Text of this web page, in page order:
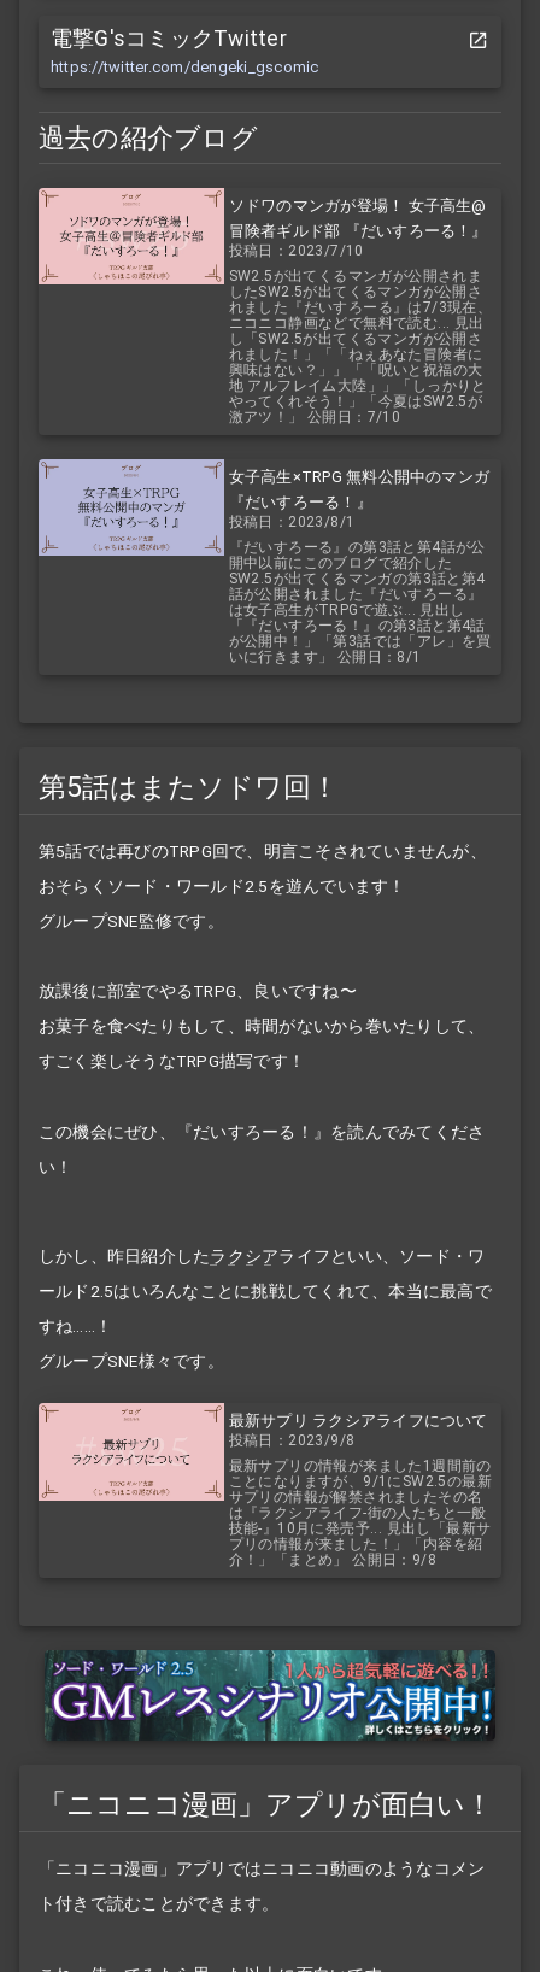
電撃G'sコミックTwitter
https://twitter.com/dengeki_gscomic
過去の紹介ブログ
ソドワのマンガが登場！ 女子高生@
冒険者ギルド部 『だいすろーる！』
投稿日：2023/7/10
SW2.5が出てくるマンガが公開されま
したSW2.5が出てくるマンガが公開さ
れました『だいすろーる』は7/3現在、
ニコニコ静画などで無料で読む... 見出
し「SW2.5が出てくるマンガが公開さ
れました！」「「ねぇあなた冒険者に
興味はない？」」「「呪いと祝福の大
地 アルフレイム大陸」」「しっかりと
やってくれそう！」「今夏はSW2.5が
激アツ！」 公開日：7/10
女子高生×TRPG 無料公開中のマンガ
『だいすろーる！』
投稿日：2023/8/1
『だいすろーる』の第3話と第4話が公
開中以前にこのブログで紹介した
SW2.5が出てくるマンガの第3話と第4
話が公開されました『だいすろーる』
は女子高生がTRPGで遊ぶ... 見出し
「『だいすろーる！』の第3話と第4話
が公開中！」「第3話では「アレ」を買
いに行きます」 公開日：8/1
第5話はまたソドワ回！
第5話では再びのTRPG回で、明言こそされていませんが、
おそらくソード・ワールド2.5を遊んでいます！
グループSNE監修です。
放課後に部室でやるTRPG、良いですね〜
お菓子を食べたりもして、時間がないから巻いたりして、
すごく楽しそうなTRPG描写です！
この機会にぜひ、『だいすろーる！』を読んでみてくださ
い！
しかし、昨日紹介したラクシアライフといい、ソード・ワ
ールド2.5はいろんなことに挑戦してくれて、本当に最高で
すね……！
グループSNE様々です。
最新サプリ ラクシアライフについて
投稿日：2023/9/8
最新サプリの情報が来ました1週間前の
ことになりますが、9/1にSW2.5の最新
サプリの情報が解禁されましたその名
は『ラクシアライフ‐街の人たちと一般
技能‐』10月に発売予... 見出し「最新サ
プリの情報が来ました！」「内容を紹
介！」「まとめ」 公開日：9/8
「ニコニコ漫画」アプリが面白い！
「ニコニコ漫画」アプリではニコニコ動画のようなコメン
ト付きで読むことができます。